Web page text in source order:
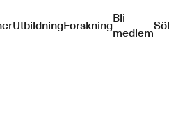
UtbildningForskningBli
medlem